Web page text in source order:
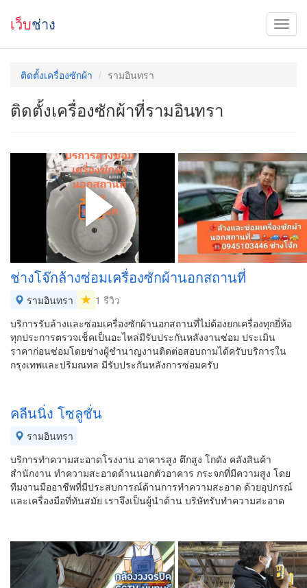
เว็บช่าง
ติดตั้งเครื่องซักผ้า รามอินทรา
ติดตั้งเครื่องซักผ้าที่รามอินทรา
ช่าง​โจ๊กล้างซ่อมเครื่องซักผ้านอกสถานที่
รามอินทรา
1 รีวิว
บริการรับล้างและซ่อมเครื่องซักผ้านอกสถานที่ไม่ต้องยกเครื่องทุกยี่ห้อ
ทุกประการตรวจเช็คเป็นอะไหล่มีรับประกันหลังงานซ่อม ประเมิน
ราคาก่อนซ่อมโดยช่างผู้ชำนาญงานติดต่อสอบถามได้ครับบริการใน
กรุงเทพและปริมณทล มีรับประกัน​หลัง​การ​ซ่อม​ครับ
คลีนนิ่ง โซลูชั่น
รามอินทรา
บริการทำความสะอาดโรงงาน อาคารสูง ตึกสูง โกดัง คลังสินค้า
สำนักงาน ทำความสะอาดด้านนอกตัวอาคาร กระจกที่มีความสูง โดย
ทีมงานมืออาชีพที่มีประสบการณ์ด้านการทำความสะอาด ด้วยอุปกรณ์
และเครื่องมือที่ทันสมัย เราจึงเป็นผู้นำด้าน บริษัทรับทำความสะอาด